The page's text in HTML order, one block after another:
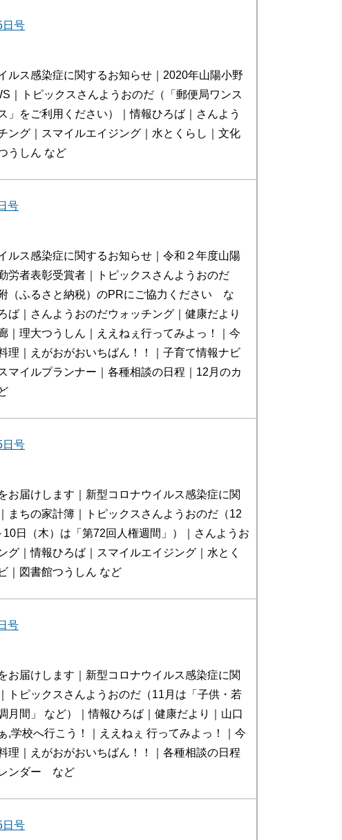
日号
ルス感染症に関するお知らせ｜2020年山陽小野
｜トピックスさんようおのだ（「郵便局ワンス
」をご利用ください）｜情報ひろば｜さんよう
ング｜スマイルエイジング｜水とくらし｜文化
うしん など
号
ルス感染症に関するお知らせ｜令和２年度山陽
労者表彰受賞者｜トピックスさんようおのだ
附（ふるさと納税）のPRにご協力ください な
ば｜さんようおのだウォッチング｜健康だより
｜理大つうしん｜ええねぇ行ってみよっ！｜今
理｜えがおがおいちばん！！｜子育て情報ナビ
マイルプランナー｜各種相談の日程｜12月のカ
日号
お届けします｜新型コロナウイルス感染症に関
まちの家計簿｜トピックスさんようおのだ（12
10日（木）は「第72回人権週間」）｜さんようお
グ｜情報ひろば｜スマイルエイジング｜水とく
｜図書館つうしん など
号
お届けします｜新型コロナウイルス感染症に関
トピックスさんようおのだ（11月は「子供・若
月間」 など）｜情報ひろば｜健康だより｜山口
,学校へ行こう！｜ええねぇ 行ってみよっ！｜今
理｜えがおがおいちばん！！｜各種相談の日程
レンダー など
日号